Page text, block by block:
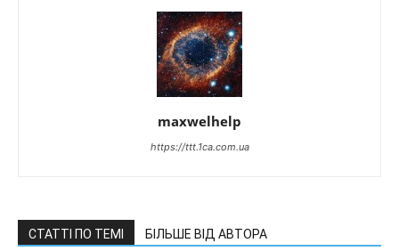
maxwelhelp
https://ttt.1ca.com.ua
СТАТТІ ПО ТЕМІ БІЛЬШЕ ВІД АВТОРА